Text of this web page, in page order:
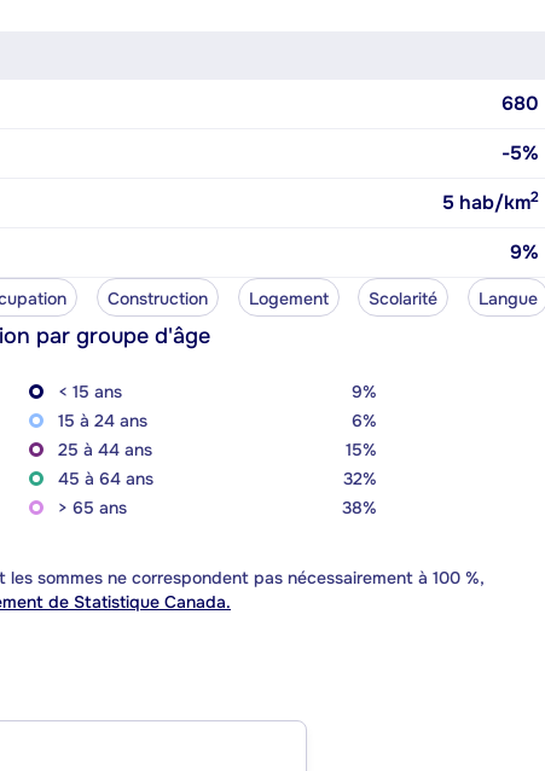
680
-5%
5 hab/km2
9%
Construction Logement Scolarité Langue
par groupe d'âge
< 15 ans
9%
15 à 24 ans
6%
25 à 44 ans
15%
45 à 64 ans
32%
> 65 ans
38%
sommes ne correspondent pas nécessairement à 100 %,
de Statistique Canada.